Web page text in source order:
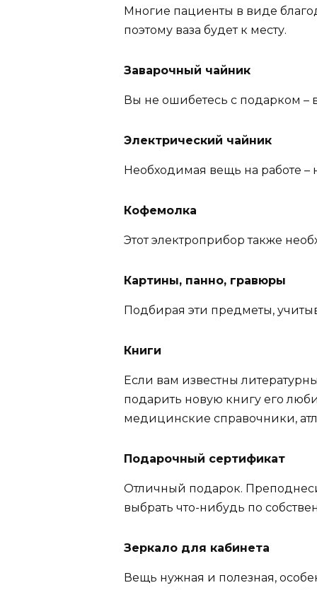
Многие пациенты в виде
поэтому ваза будет к месту.
Заварочный чайник
Вы не ошибетесь с подарком –
Электрический чайник
Необходимая вещь на работе
Кофемолка
Этот электроприбор также
Картины, панно, гравюры
Подбирая эти предметы,
Книги
Если вам известны
подарить новую книгу его
медицинские справочники,
Подарочный сертификат
Отличный подарок.
выбрать что-нибудь по
Зеркало для кабинета
Вещь нужная и полезная,